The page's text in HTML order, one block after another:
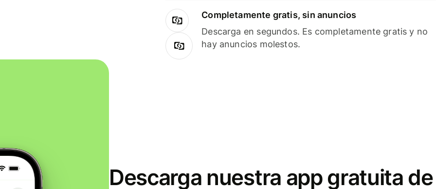
Completamente gratis, sin anuncios
Descarga en segundos. Es completamente gratis y no
hay anuncios molestos.
Descarga nuestra app gratuita de